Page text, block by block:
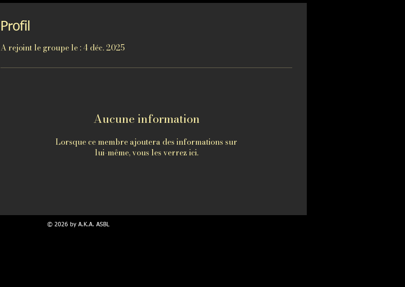
Profil
A rejoint le groupe le : 4 déc. 2025
Aucune information
Lorsque ce membre ajoutera des informations sur
lui-même, vous les verrez ici.
© 2026 by A.K.A. ASBL